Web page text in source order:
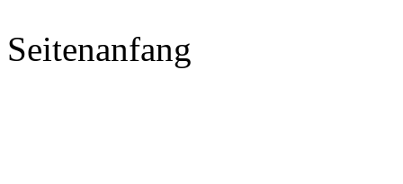
Seitenanfang